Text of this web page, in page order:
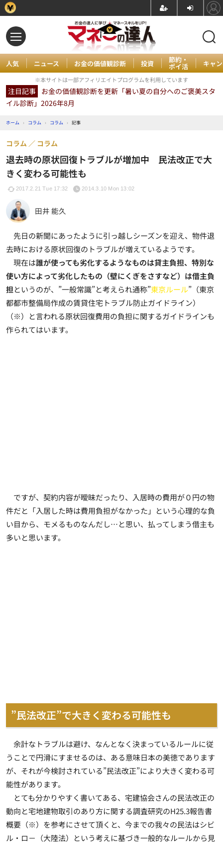
人気 ニュース お金の価値観診断 投資 節約・
ポイ活 キャ
※本サイトは一部アフィリエイトプログラムを利用しています
注目記事 お金の価値観診断を更新「暑い夏の自分へのご褒美スタ
イル診断」2026年8月
ホーム › コラム › コラム › 記事
退去時の原状回復トラブルが増加中 民法改正で大
きく変わる可能性も
コラム コラム
2017.2.21 Tue 17:32 2014.3.10 Mon 13:02
田井 能久
先日の新聞にあったように引っ越しシーズンを迎え、物件退
去時における原状回復のトラブルが増えているようです。
現在は誰が使っても劣化するようなものは貸主負担、特別な
使い方によって劣化したもの（壁にくぎをさすなど）は借主負
担というのが、”一般常識”と考えられ通称”東京ルール”（東京
都都市整備局作成の賃貸住宅トラブル防止ガイドライン）
（※）と言われる原状回復費用の負担に関するガイドラインも
作られてはいます。
ですが、契約内容が曖昧だったり、入居時の費用が０円の物
件だと「入居した時は費用負担がなかった」という心理的な負
い目から、モメるものなんだし…と思い、払ってしまう借主も
多いと思います。
”民法改正”で大きく変わる可能性も
余計なトラブルは避け、なんとなく決まっているルールに従
うことで円滑にすませるのは、ある意味日本の美徳であります
が、それが今検討されている”民法改正”により大きく変わる可
能性があります。
とても分かりやすく書いてある、宅建協会さんの民法改正の
動向と宅地建物取引のあり方に関する調査研究のH25.3報告書
概要（※）を参考にさせて頂くと、今までの我々の民法はシビ
ル・ロ－（大陸法）という考えに基づき一般的なルールから見